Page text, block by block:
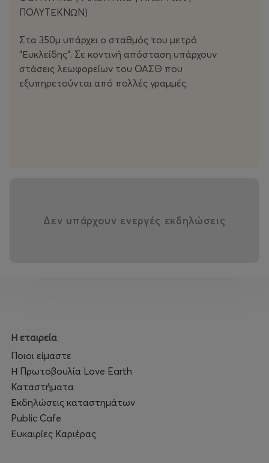
ΠΟΛΥΤΕΚΝΩΝ)
Στα 350μ υπάρχει ο σταθμός του μετρό
"Ευκλείδης". Σε κοντινή απόσταση υπάρχουν
στάσεις λεωφορείων του ΟΑΣΘ που
εξυπηρετούνται από πολλές γραμμές.
Δεν υπάρχουν ενεργές εκδηλώσεις
Η εταιρεία
Ποιοι είμαστε
Η Πρωτοβουλία Love Earth
Καταστήματα
Εκδηλώσεις καταστημάτων
Public Cafe
Ευκαιρίες Καριέρας